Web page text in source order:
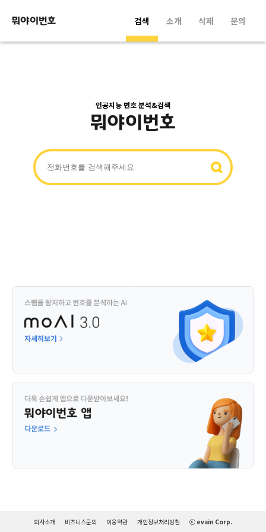
검색 소개 삭제 문의
인공지능 번호 분석&검색
회사소개 비즈니스문의 이용약관 개인정보처리방침 ⓒ evain Corp.